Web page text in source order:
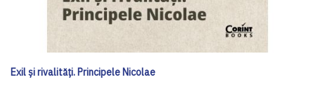
Exil și rivalități. Principele Nicolae